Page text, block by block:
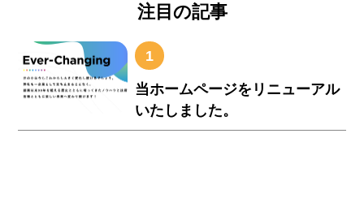
注目の記事
1
当ホームページをリニューアル
いたしました。